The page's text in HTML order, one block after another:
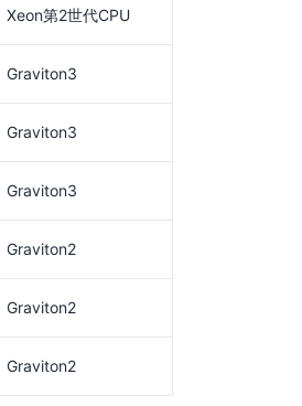
Xeon第2世代CPU
Graviton3
Graviton3
Graviton3
Graviton2
Graviton2
Graviton2